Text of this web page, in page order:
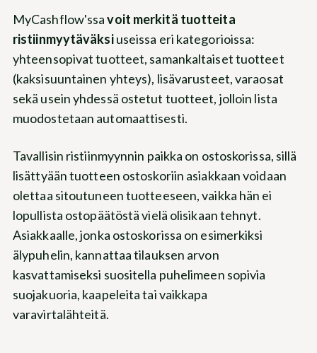
MyCashflow'ssavoit merkitä tuotteita
ristiinmyytäväksiuseissa eri kategorioissa:
yhteensopivat tuotteet, samankaltaiset tuotteet
(kaksisuuntainen yhteys), lisävarusteet, varaosat
sekä usein yhdessä ostetut tuotteet, jolloin lista
muodostetaan automaattisesti.
Tavallisin ristiinmyynnin paikka on ostoskorissa, sillä
lisättyään tuotteen ostoskoriin asiakkaan voidaan
olettaa sitoutuneen tuotteeseen, vaikka hän ei
lopullista ostopäätöstä vielä olisikaan tehnyt.
Asiakkaalle, jonka ostoskorissa on esimerkiksi
älypuhelin, kannattaa tilauksen arvon
kasvattamiseksi suositella puhelimeen sopivia
suojakuoria, kaapeleita tai vaikkapa
varavirtalähteitä.